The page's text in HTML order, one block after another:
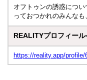
オフトゥンの誘惑につ
っておつかれのみんな
REALITYプロフィー
https://reality.app/